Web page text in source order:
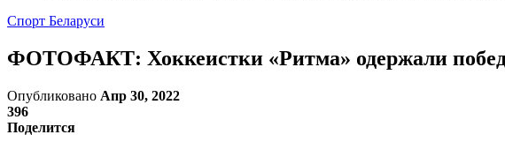
Спорт Беларуси
ФОТОФАКТ: Хоккеистки «Ритма» одержали
Опубликовано Апр 30, 2022
396
Поделится